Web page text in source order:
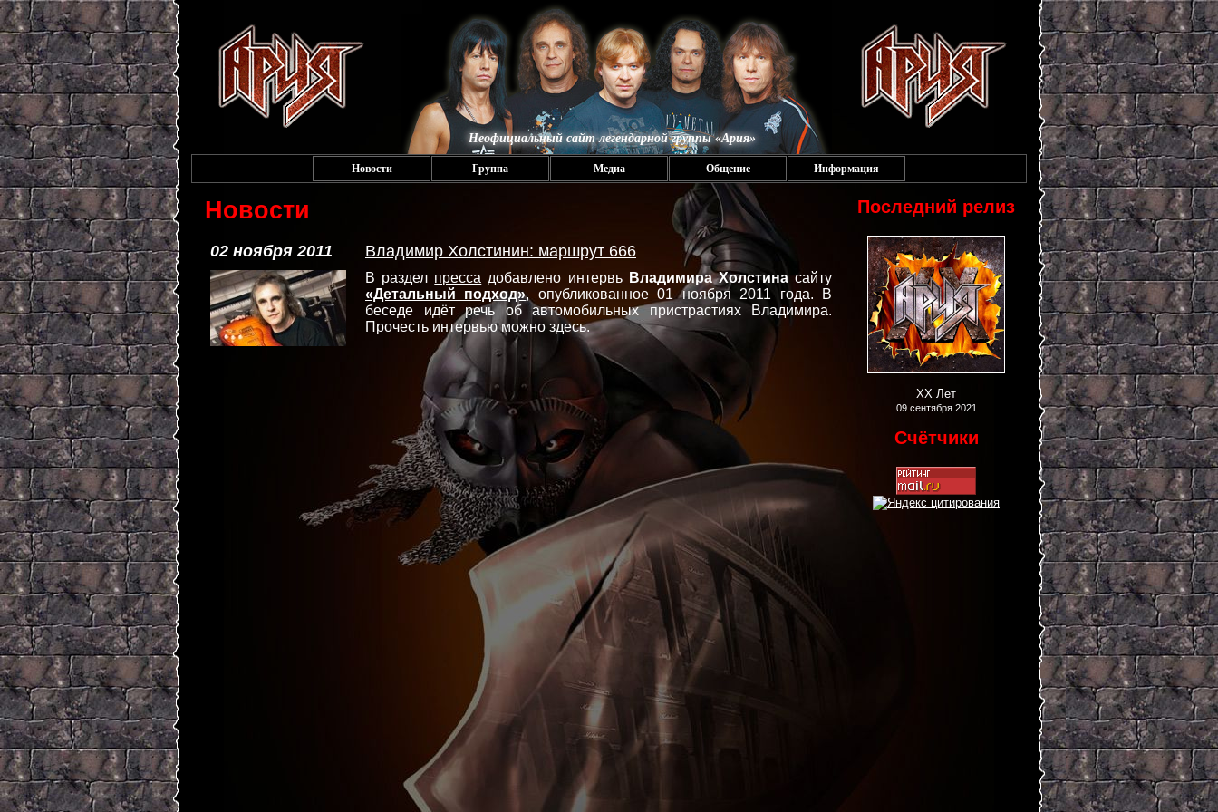
Неофициальный сайт легендарной группы «Ария»
Новости Группа Медиа Общение Информация
Последний релиз
XX Лет
09 сентября 2021
Счётчики
Новости
02 ноября 2011 Владимир Холстинин: маршрут 666
В раздел пресса добавлено интервь Владимира Холстинасайту
«Детальный подход», опубликованное 01 ноября 2011 года. В
беседе идёт речь об автомобильных пристрастиях Владимира.
Прочесть интервью можноздесь.